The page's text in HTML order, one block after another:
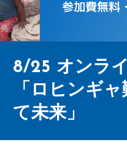
8/25 オンラ
「ロヒンギ
て未来」